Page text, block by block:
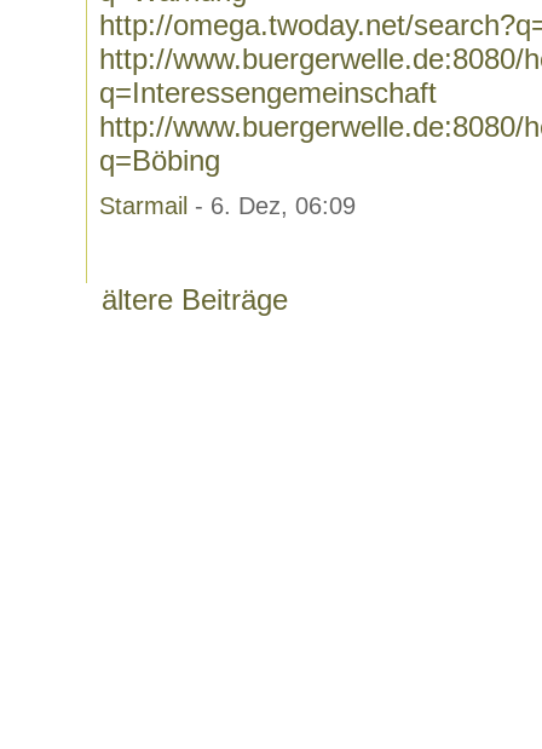
http://omega.twoday.net/
http://www.buergerwelle.de:8080/
q=Interessengemeinschaft
http://www.buergerwelle.de:8080/
q=Böbing
Starmail - 6. Dez, 06:09
ältere Beiträge